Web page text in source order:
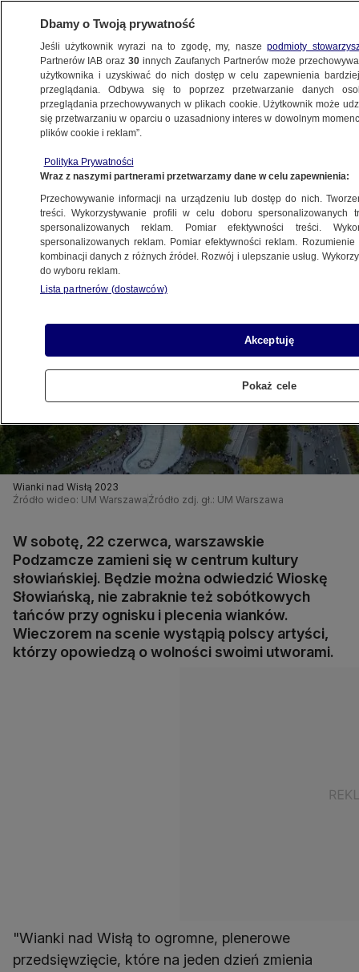
WARSZAWA
NAJNOWSZE
Wianki nad Wisłą
20.06.2024, 17:04
Udostępnij
Wianki nad Wisłą 2023
Źródło wideo: UM Warszawa Źródło zdj. gł.: UM Warszawa
W sobotę, 22 czerwca, warszawskie
Podzamcze zamieni się w centrum kultury
słowiańskiej. Będzie można odwiedzić Wioskę
Słowiańską, nie zabraknie też sobótkowych
tańców przy ognisku i plecenia wianków.
Wieczorem na scenie wystąpią polscy artyści,
którzy opowiedzą o wolności swoimi utworami.
"Wianki nad Wisłą to ogromne, plenerowe
przedsięwzięcie, które na jeden dzień zmienia
Dbamy o Twoją prywatność
Jeśli użytkownik wyrazi na to zgodę, my, naszepodmioty
Partnerów IAB oraz30 innych Zaufanych Partnerów może
użytkownika i uzyskiwać do nich dostęp w celu zapewnienia
przeglądania. Odbywa się to poprzez przetwarzanie danych
przeglądania przechowywanych w plikach cookie. Użytkownik może
się przetwarzaniu w oparciu o uzasadniony interes w dowolnym
plików cookie i reklam”.
Polityka Prywatności
Wraz z naszymi partnerami przetwarzamy dane w celu zapewnienia:
Przechowywanie informacji na urządzeniu lub dostęp do nich.
treści. Wykorzystywanie profili w celu doboru spersonalizowanych
spersonalizowanych reklam. Pomiar efektywności treści.
spersonalizowanych reklam. Pomiar efektywności reklam.
kombinacji danych z różnych źródeł. Rozwój i ulepszanie usług.
do wyboru reklam.
Lista partnerów (dostawców)
Akceptuję
Pokaż cele